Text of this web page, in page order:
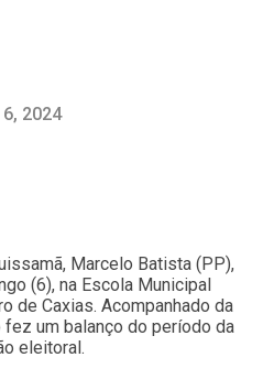
2024
Marcelo Batista (PP),
(6), na Escola Municipal
de Caxias. Acompanhado da
um balanço do período da
eleitoral.